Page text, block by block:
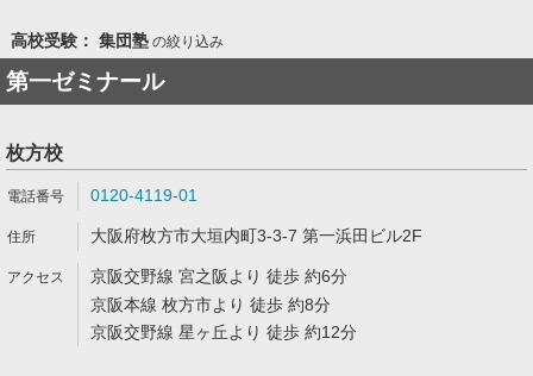
高校受験： 集団塾の絞り込み
第一ゼミナール
枚方校
0120-4119-01
大阪府枚方市大垣内町3-3-7 第一浜田ビル2F
京阪交野線 宮之阪より 徒歩 約6分
京阪本線 枚方市より 徒歩 約8分
京阪交野線 星ヶ丘より 徒歩 約12分